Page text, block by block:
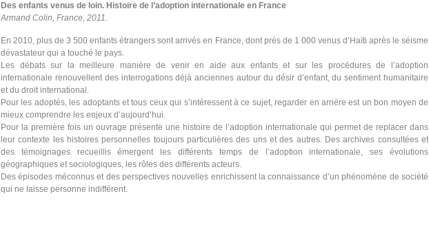
Des enfants venus de loin. Histoire de l’adoption internationale en France
Armand Colin, France, 2011.
En 2010, plus de 3 500 enfants étrangers sont arrivés en France, dont près de 1 000 venus d’Haïti après le séisme
dévastateur qui a touché le pays.
Les débats sur la meilleure manière de venir en aide aux enfants et sur les procédures de l’adoption
internationale renouvellent des interrogations déjà anciennes autour du désir d’enfant, du sentiment humanitaire
et du droit international.
Pour les adoptés, les adoptants et tous ceux qui s’intéressent à ce sujet, regarder en arrière est un bon moyen de
mieux comprendre les enjeux d’aujourd’hui.
Pour la première fois un ouvrage présente une histoire de l’adoption internationale qui permet de replacer dans
leur contexte les histoires personnelles toujours particulières des uns et des autres. Des archives consultées et
des témoignages recueillis émergent les différents temps de l’adoption internationale, ses évolutions
géographiques et sociologiques, les rôles des différents acteurs.
Des épisodes méconnus et des perspectives nouvelles enrichissent la connaissance d’un phénomène de société
qui ne laisse personne indifférent.